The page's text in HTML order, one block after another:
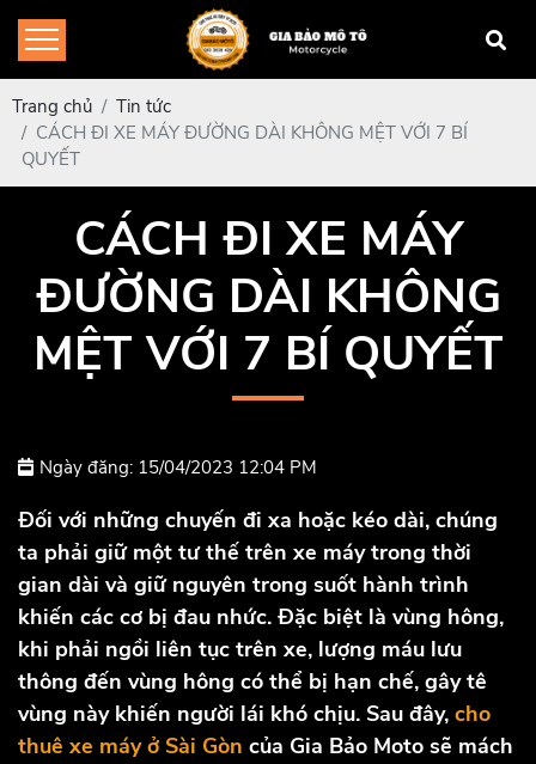
Trang chủ
Tin tức
CÁCH ĐI XE MÁY ĐƯỜNG DÀI KHÔNG MỆT VỚI 7 BÍ
QUYẾT
CÁCH ĐI XE MÁY
ĐƯỜNG DÀI KHÔNG
MỆT VỚI 7 BÍ QUYẾT
Ngày đăng: 15/04/2023 12:04 PM
Đối với những chuyến đi xa hoặc kéo dài, chúng
ta phải giữ một tư thế trên xe máy trong thời
gian dài và giữ nguyên trong suốt hành trình
khiến các cơ bị đau nhức. Đặc biệt là vùng hông,
khi phải ngồi liên tục trên xe, lượng máu lưu
thông đến vùng hông có thể bị hạn chế, gây tê
vùng này khiến người lái khó chịu. Sau đây, cho
thuê xe máy ở Sài Gòn của Gia Bảo Moto sẽ mách